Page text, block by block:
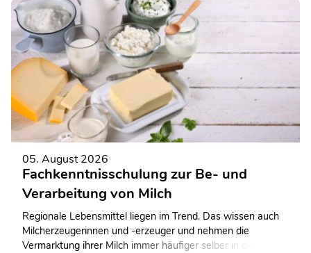
05. August 2026
Fachkenntnisschulung zur Be- und
Verarbeitung von Milch
Regionale Lebensmittel liegen im Trend. Das wissen auch
Milcherzeugerinnen und -erzeuger und nehmen die
Vermarktung ihrer Milch immer häufiger selber in die Hand.